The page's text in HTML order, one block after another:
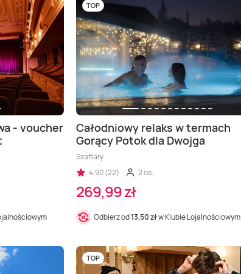
- voucher
TOP
Całodniowy relaks w termach
Gorący Potok dla Dwojga
Szaflary
4,90 (22)
2 os.
269,99 zł
Odbierz od13,50 złw Klubie Lojalnościowym
TOP